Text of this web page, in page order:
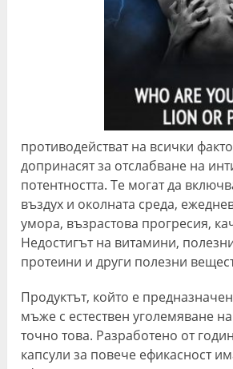
противодействат на всички
допринасят за отслабване на
потентността. Те могат да
въздух и околната среда,
умора, възрастова прогресия,
Недостигът на витамини,
протеини и други полезни
Продуктът, който е
мъже с естествен уголемяване
точно това. Разработено от
капсули за повече ефикасност